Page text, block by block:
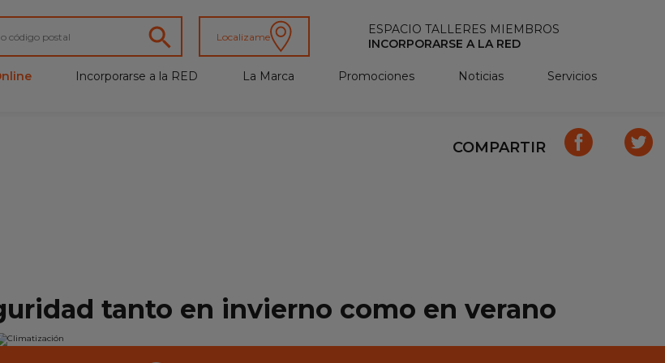
Localizame
ESPACIO TALLERES MIEMBROS
INCORPORARSE A LA RED
Incorporarse a la RED La Marca Promociones Noticias Servicios
COMPARTIR
tanto en invierno como en verano